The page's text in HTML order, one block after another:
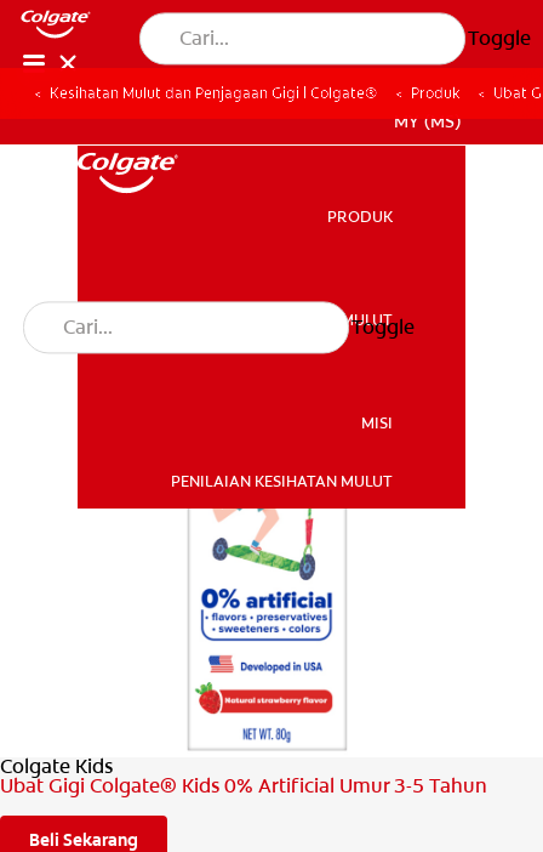
Toggle
PENILAIAN KESIHATAN MULUT
MY (MS)
PRODUK
KESIHATAN MULUT
MISI
PENILAIAN KESIHATAN MULUT
Toggle
Kesihatan Mulut dan Penjagaan Gigi | Colgate® Produk Ubat
Colgate Kids
Ubat Gigi Colgate® Kids 0% Artificial Umur 3-5 Tahun
Beli Sekarang